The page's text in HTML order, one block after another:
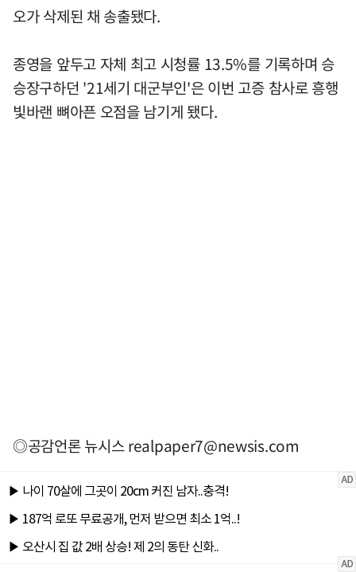
오가 삭제된 채 송출됐다.
종영을 앞두고 자체 최고 시청률 13.5%를 기록하며 승
승장구하던 '21세기 대군부인'은 이번 고증 참사로 흥행
빛바랜 뼈아픈 오점을 남기게 됐다.
◎공감언론 뉴시스realpaper7@newsis.com